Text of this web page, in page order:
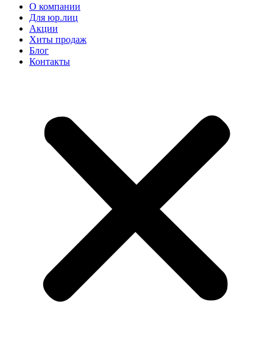
О компании
Для юр.лиц
Акции
Хиты продаж
Блог
Контакты